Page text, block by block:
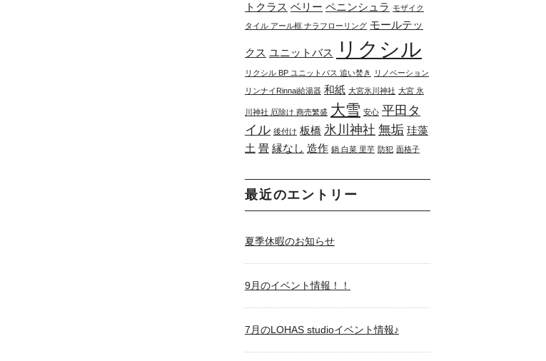
トクラス ベリー ペニンシュラ モザイク
タイル アール框 ナラフローリング モールテッ
クス ユニットバス リクシル
リクシル BP ユニットバス 追い焚き リノベーション
リンナイRinnai給湯器 和紙 大宮氷川神社 大宮 氷
川神社 厄除け 商売繁盛 大雪 安心 平田タ
イル 後付け 板橋 氷川神社 無垢 珪藻
土 畳 縁なし 造作 鍋 白菜 里芋 防犯 面格子
最近のエントリー
夏季休暇のお知らせ
9月のイベント情報！！
7月のLOHAS studioイベント情報♪